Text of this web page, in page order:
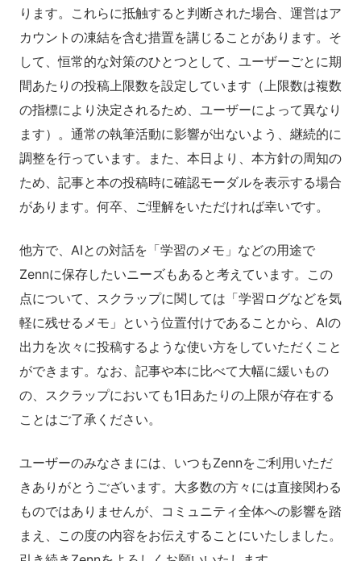
ります。これらに抵触すると判断された場合、運営はア
カウントの凍結を含む措置を講じることがあります。そ
して、恒常的な対策のひとつとして、ユーザーごとに期
間あたりの投稿上限数を設定しています（上限数は複数
の指標により決定されるため、ユーザーによって異なり
ます）。通常の執筆活動に影響が出ないよう、継続的に
調整を行っています。また、本日より、本方針の周知の
ため、記事と本の投稿時に確認モーダルを表示する場合
があります。何卒、ご理解をいただければ幸いです。
他方で、AIとの対話を「学習のメモ」などの用途で
Zennに保存したいニーズもあると考えています。この
点について、スクラップに関しては「学習ログなどを気
軽に残せるメモ」という位置付けであることから、AIの
出力を次々に投稿するような使い方をしていただくこと
ができます。なお、記事や本に比べて大幅に緩いもの
の、スクラップにおいても1日あたりの上限が存在する
ことはご了承ください。
ユーザーのみなさまには、いつもZennをご利用いただ
きありがとうございます。大多数の方々には直接関わる
ものではありませんが、コミュニティ全体への影響を踏
まえ、この度の内容をお伝えすることにいたしました。